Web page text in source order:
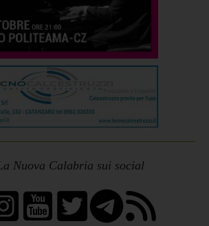
Nuova Calabria sui social